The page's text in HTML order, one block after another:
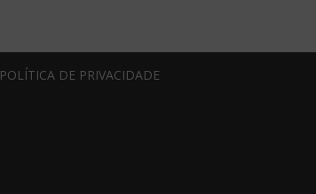
POLÍTICA DE PRIVACIDADE